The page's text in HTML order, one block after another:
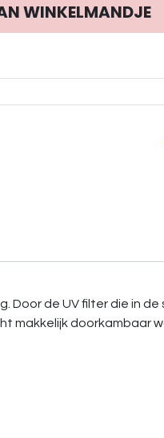
WINKELMANDJE
de UV filter die in de
makkelijk doorkambaar